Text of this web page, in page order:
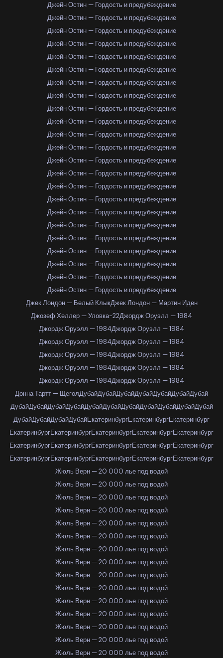
Джейн Остин — Гордость и предубеждение
Джейн Остин — Гордость и предубеждение
Джейн Остин — Гордость и предубеждение
Джейн Остин — Гордость и предубеждение
Джейн Остин — Гордость и предубеждение
Джейн Остин — Гордость и предубеждение
Джейн Остин — Гордость и предубеждение
Джейн Остин — Гордость и предубеждение
Джейн Остин — Гордость и предубеждение
Джейн Остин — Гордость и предубеждение
Джейн Остин — Гордость и предубеждение
Джейн Остин — Гордость и предубеждение
Джейн Остин — Гордость и предубеждение
Джейн Остин — Гордость и предубеждение
Джейн Остин — Гордость и предубеждение
Джейн Остин — Гордость и предубеждение
Джейн Остин — Гордость и предубеждение
Джейн Остин — Гордость и предубеждение
Джейн Остин — Гордость и предубеждение
Джейн Остин — Гордость и предубеждение
Джейн Остин — Гордость и предубеждение
Джейн Остин — Гордость и предубеждение
Джейн Остин — Гордость и предубеждение
Джек Лондон — Белый КлыкДжек Лондон — Мартин Иден
Джозеф Хеллер — Уловка-22Джордж Оруэлл — 1984
Джордж Оруэлл — 1984Джордж Оруэлл — 1984
Джордж Оруэлл — 1984Джордж Оруэлл — 1984
Джордж Оруэлл — 1984Джордж Оруэлл — 1984
Джордж Оруэлл — 1984Джордж Оруэлл — 1984
Джордж Оруэлл — 1984Джордж Оруэлл — 1984
Донна Тартт — ЩеголДубайДубайДубайДубайДубайДубайДубай
ДубайДубайДубайДубайДубайДубайДубайДубайДубайДубайДубай
ДубайДубайДубайДубайЕкатеринбургЕкатеринбургЕкатеринбург
ЕкатеринбургЕкатеринбургЕкатеринбургЕкатеринбургЕкатеринбург
ЕкатеринбургЕкатеринбургЕкатеринбургЕкатеринбургЕкатеринбург
ЕкатеринбургЕкатеринбургЕкатеринбургЕкатеринбургЕкатеринбург
Жюль Верн — 20 000 лье под водой
Жюль Верн — 20 000 лье под водой
Жюль Верн — 20 000 лье под водой
Жюль Верн — 20 000 лье под водой
Жюль Верн — 20 000 лье под водой
Жюль Верн — 20 000 лье под водой
Жюль Верн — 20 000 лье под водой
Жюль Верн — 20 000 лье под водой
Жюль Верн — 20 000 лье под водой
Жюль Верн — 20 000 лье под водой
Жюль Верн — 20 000 лье под водой
Жюль Верн — 20 000 лье под водой
Жюль Верн — 20 000 лье под водой
Жюль Верн — 20 000 лье под водой
Жюль Верн — 20 000 лье под водой